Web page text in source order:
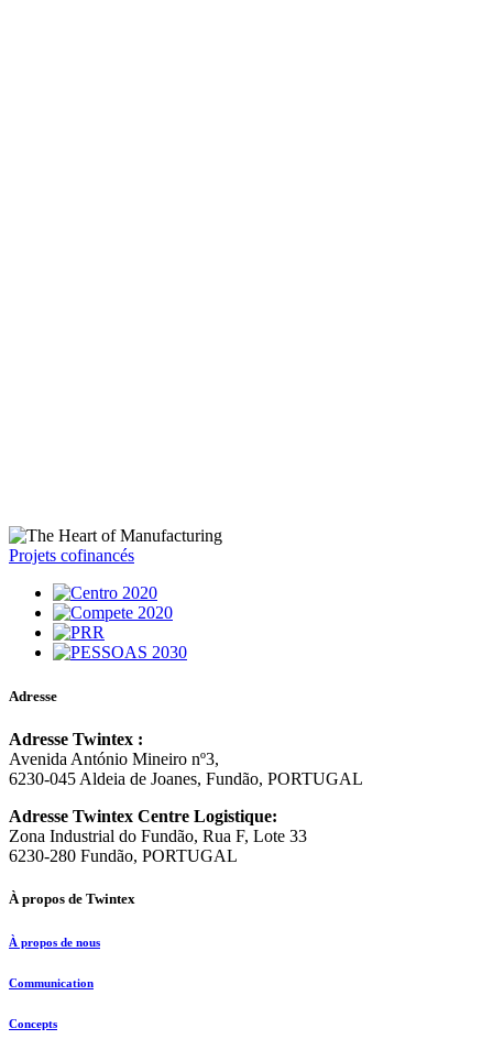
Projets cofinancés
Adresse
Adresse Twintex :
Avenida António Mineiro nº3,
6230-045 Aldeia de Joanes, Fundão, PORTUGAL
Adresse Twintex Centre Logistique:
Zona Industrial do Fundão, Rua F, Lote 33
6230-280 Fundão, PORTUGAL
À propos de Twintex
À propos de nous
Communication
Concepts